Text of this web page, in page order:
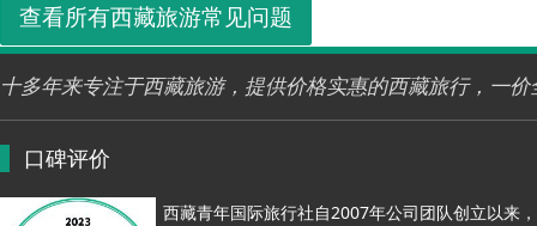
查看所有西藏旅游常见问题
十多年来专注于西藏旅游，提供价格实惠的西藏旅行，一
口碑评价
西藏青年国际旅行社自2007年公司团队创立以来，